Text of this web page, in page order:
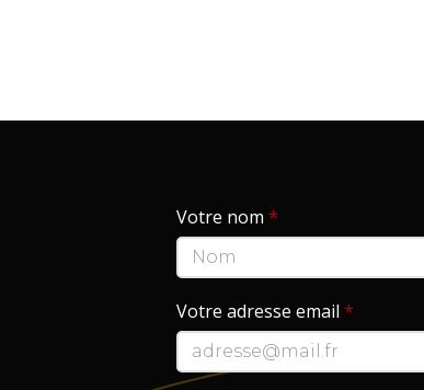
Votre nom *
Votre adresse email *